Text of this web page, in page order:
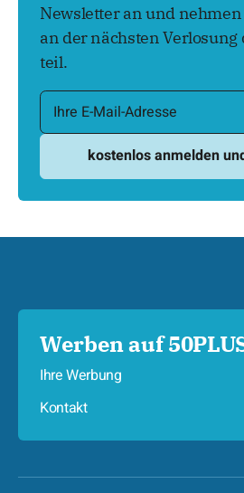
Newsletter an und
an der nächsten Verlosung
teil.
Werben auf
Ihre Werbung
Kontakt